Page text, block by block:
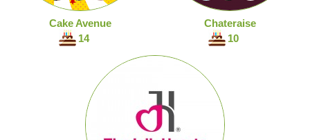
Cake Avenue
14
Chateraise
10